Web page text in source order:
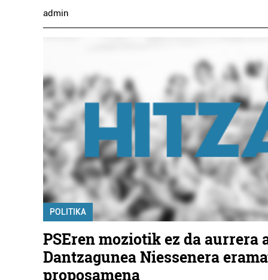
admin
POLITIKA
PSEren moziotik ez da aurrera
Dantzagunea Niessenera
proposamena